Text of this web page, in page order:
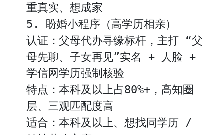
重真实、想成家
5. 盼婚小程序（高学历相亲）
认证：父母代办寻缘标杆，主打 “父
母先聊、子女再见”实名 + 人脸 +
学信网学历强制核验
特点：本科及以上占80%+，高知圈
层、三观匹配度高
适合：本科及以上、想找同学历 /